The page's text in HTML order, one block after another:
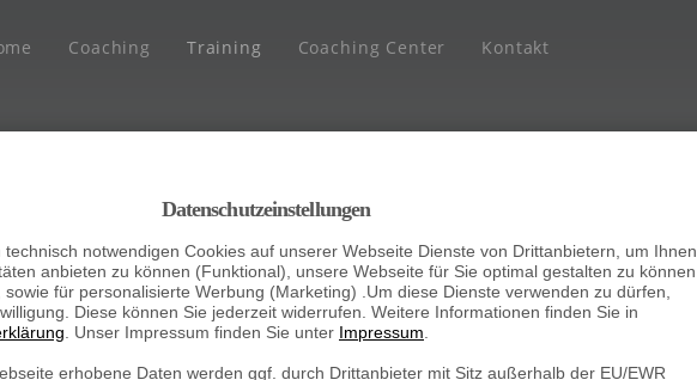
Coaching
KONTAKT
Coaching Center
Training
KONTAKT
Coaching Center
Coaching Center
REFERENZEN
Kontakt
Datenschutzeinstellungen
notwendigen Cookies auf unserer Webseite Dienste von Drittanbietern, um Ihnen
anbieten zu können (Funktional), unsere Webseite für Sie optimal gestalten zu können
sowie für personalisierte Werbung (Marketing) .Um diese Dienste verwenden zu dürfen,
Diese können Sie jederzeit widerrufen. Weitere Informationen finden Sie in
. Unser Impressum finden Sie unter Impressum
erhobene Daten werden ggf. durch Drittanbieter mit Sitz außerhalb der EU/EWR